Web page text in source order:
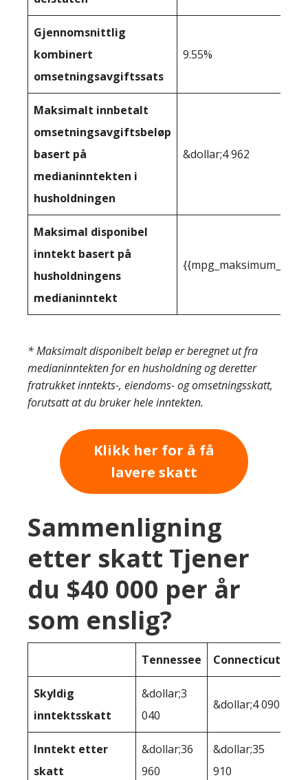
Gjennomsnittlig
kombinert
omsetningsavgiftssats
9.55%
Maksimalt innbetalt
omsetningsavgiftsbeløp
basert på
medianinntekten i
husholdningen
&dollar;4 962
Maksimal disponibel
inntekt basert på
husholdningens
medianinntekt
* Maksimalt disponibelt beløp er beregnet ut fra
medianinntekten for en husholdning og deretter
fratrukket inntekts-, eiendoms- og omsetningsskatt,
forutsatt at du bruker hele inntekten.
Klikk her for å få
lavere skatt
Sammenligning
etter skatt Tjener
du $40 000 per år
som enslig?
Tennessee Connecticut
Skyldig
inntektsskatt
&dollar;3
040
&dollar;4 090
Inntekt etter
skatt
&dollar;36
960
&dollar;35
910